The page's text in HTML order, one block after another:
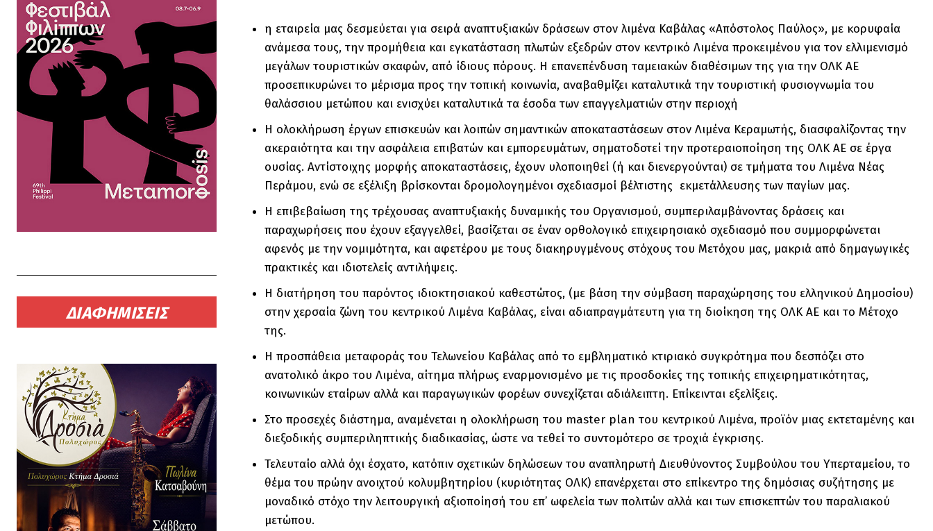
ΔΙΑΦΗΜΙΣΕΙΣ
η εταιρεία μας δεσμεύεται για σειρά αναπτυξιακών δράσεων στον λιμένα Καβάλας «Απόστολος Παύλος», με κορυφαία
ανάμεσα τους, την προμήθεια και εγκατάσταση πλωτών εξεδρών στον κεντρικό Λιμένα προκειμένου για τον ελλιμενισμό
μεγάλων τουριστικών σκαφών, από ίδιους πόρους. Η επανεπένδυση ταμειακών διαθέσιμων της για την ΟΛΚ ΑΕ
προσεπικυρώνει το μέρισμα προς την τοπική κοινωνία, αναβαθμίζει καταλυτικά την τουριστική φυσιογνωμία του
θαλάσσιου μετώπου και ενισχύει καταλυτικά τα έσοδα των επαγγελματιών στην περιοχή
Η ολοκλήρωση έργων επισκευών και λοιπών σημαντικών αποκαταστάσεων στον Λιμένα Κεραμωτής, διασφαλίζοντας την
ακεραιότητα και την ασφάλεια επιβατών και εμπορευμάτων, σηματοδοτεί την προτεραιοποίηση της ΟΛΚ ΑΕ σε έργα
ουσίας. Αντίστοιχης μορφής αποκαταστάσεις, έχουν υλοποιηθεί (ή και διενεργούνται) σε τμήματα του Λιμένα Νέας
Περάμου, ενώ σε εξέλιξη βρίσκονται δρομολογημένοι σχεδιασμοί βέλτιστης εκμετάλλευσης των παγίων μας.
Η επιβεβαίωση της τρέχουσας αναπτυξιακής δυναμικής του Οργανισμού, συμπεριλαμβάνοντας δράσεις και
παραχωρήσεις που έχουν εξαγγελθεί, βασίζεται σε έναν ορθολογικό επιχειρησιακό σχεδιασμό που συμμορφώνεται
αφενός με την νομιμότητα, και αφετέρου με τους διακηρυγμένους στόχους του Μετόχου μας, μακριά από δημαγωγικές
πρακτικές και ιδιοτελείς αντιλήψεις.
Η διατήρηση του παρόντος ιδιοκτησιακού καθεστώτος, (με βάση την σύμβαση παραχώρησης του ελληνικού Δημοσίου)
στην χερσαία ζώνη του κεντρικού Λιμένα Καβάλας, είναι αδιαπραγμάτευτη για τη διοίκηση της ΟΛΚ ΑΕ και το Μέτοχο
της.
Η προσπάθεια μεταφοράς του Τελωνείου Καβάλας από το εμβληματικό κτιριακό συγκρότημα που δεσπόζει στο
ανατολικό άκρο του Λιμένα, αίτημα πλήρως εναρμονισμένο με τις προσδοκίες της τοπικής επιχειρηματικότητας,
κοινωνικών εταίρων αλλά και παραγωγικών φορέων συνεχίζεται αδιάλειπτη. Επίκεινται εξελίξεις.
Στο προσεχές διάστημα, αναμένεται η ολοκλήρωση του master plan του κεντρικού Λιμένα, προϊόν μιας εκτεταμένης και
διεξοδικής συμπεριληπτικής διαδικασίας, ώστε να τεθεί το συντομότερο σε τροχιά έγκρισης.
Τελευταίο αλλά όχι έσχατο, κατόπιν σχετικών δηλώσεων του αναπληρωτή Διευθύνοντος Συμβούλου του Υπερταμείου, το
θέμα του πρώην ανοιχτού κολυμβητηρίου (κυριότητας ΟΛΚ) επανέρχεται στο επίκεντρο της δημόσιας συζήτησης με
μοναδικό στόχο την λειτουργική αξιοποίησή του επ’ ωφελεία των πολιτών αλλά και των επισκεπτών του παραλιακού
μετώπου.